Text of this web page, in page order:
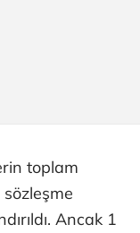
toplam
Ancak 1